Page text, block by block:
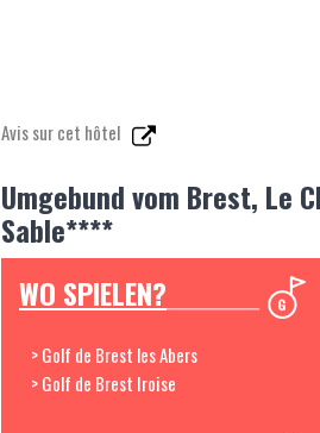
Avis sur cet hôtel
Umgebund vom Brest, Le
Sable****
WO SPIELEN?
> Golf de Brest les Abers
> Golf de Brest Iroise